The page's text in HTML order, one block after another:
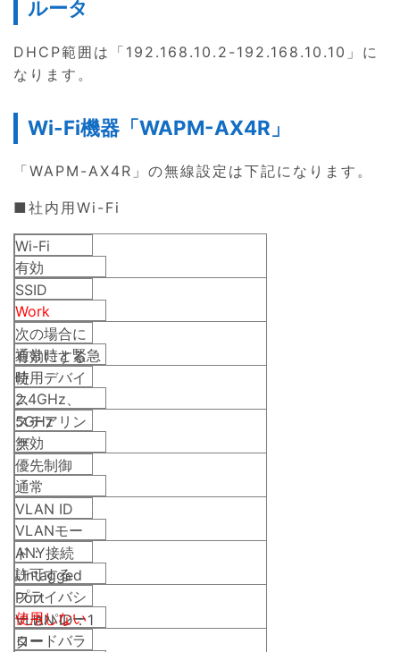
ルータ
DHCP範囲は「192.168.10.2-192.168.10.10」に
なります。
Wi-Fi機器「WAPM-AX4R」
「WAPM-AX4R」の無線設定は下記になります。
■社内用Wi-Fi
Wi-Fi
有効
SSID
Work
次の場合に
有効にする
通常時と緊急
時
使用デバイ
ス
2.4GHz、
5GHz
ステアリン
グ
無効
優先制御
通常
VLAN ID
VLANモー
ド：
Untagged
Port
VLAN ID：1
ANY接続
許可する
プライバシ
ーセパレー
ター
使用しない
ロードバラ